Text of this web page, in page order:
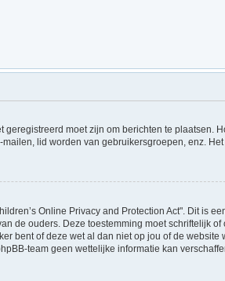
geregistreerd moet zijn om berichten te
lid worden van gebruikersgroepen, enz.
Online Privacy and Protection Act". Dit
de ouders. Deze toestemming moet schriftelijk
bent of deze wet al dan niet op jou of de
team geen wettelijke informatie kan